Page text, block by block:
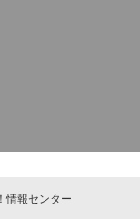
情報センター